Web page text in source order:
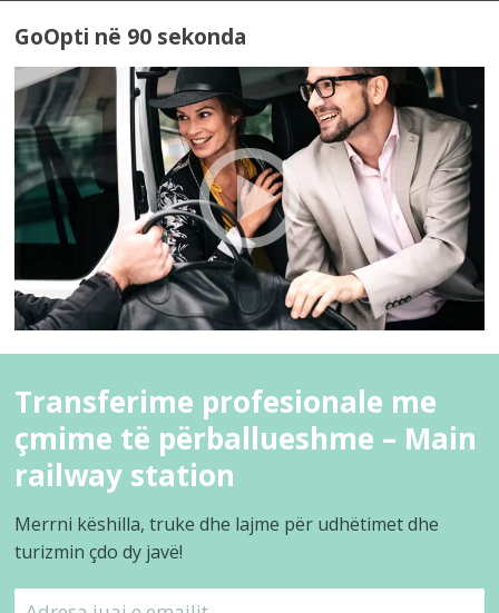
GoOpti në 90 sekonda
Transferime profesionale me
çmime të përballueshme – Main
railway station
Merrni këshilla, truke dhe lajme për udhëtimet dhe
turizmin çdo dy javë!